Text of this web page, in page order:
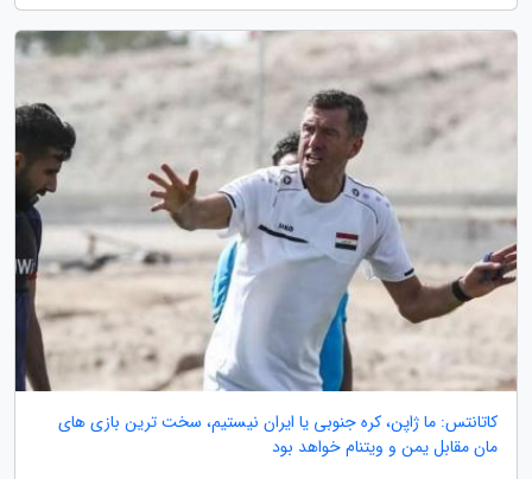
کاتانتس: ما ژاپن، کره جنوبی یا ایران نیستیم، سخت ترین بازی های
مان مقابل یمن و ویتنام خواهد بود